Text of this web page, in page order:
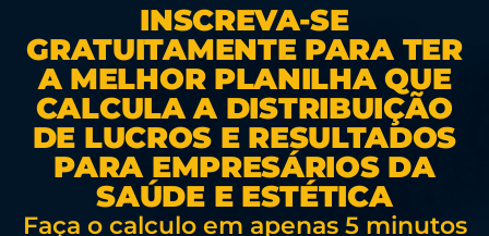
INSCREVA-SE
GRATUITAMENTE PARA TER
A MELHOR PLANILHA QUE
CALCULA A DISTRIBUIÇÃO
DE LUCROS E RESULTADOS
PARA EMPRESÁRIOS DA
SAÚDE E ESTÉTICA
Faça o calculo em apenas 5 minutos